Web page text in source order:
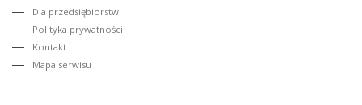
Dla przedsiębiorstw
Polityka prywatności
Kontakt
Mapa serwisu